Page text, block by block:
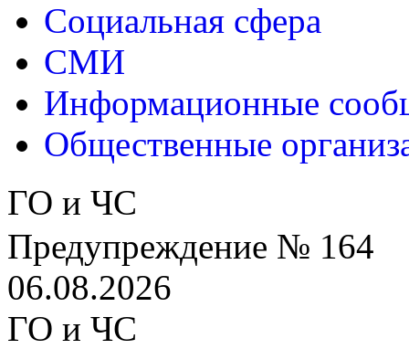
Социальная сфера
СМИ
Информационные
Общественные
ГО и ЧС
Предупреждение № 164
06.08.2026
ГО и ЧС